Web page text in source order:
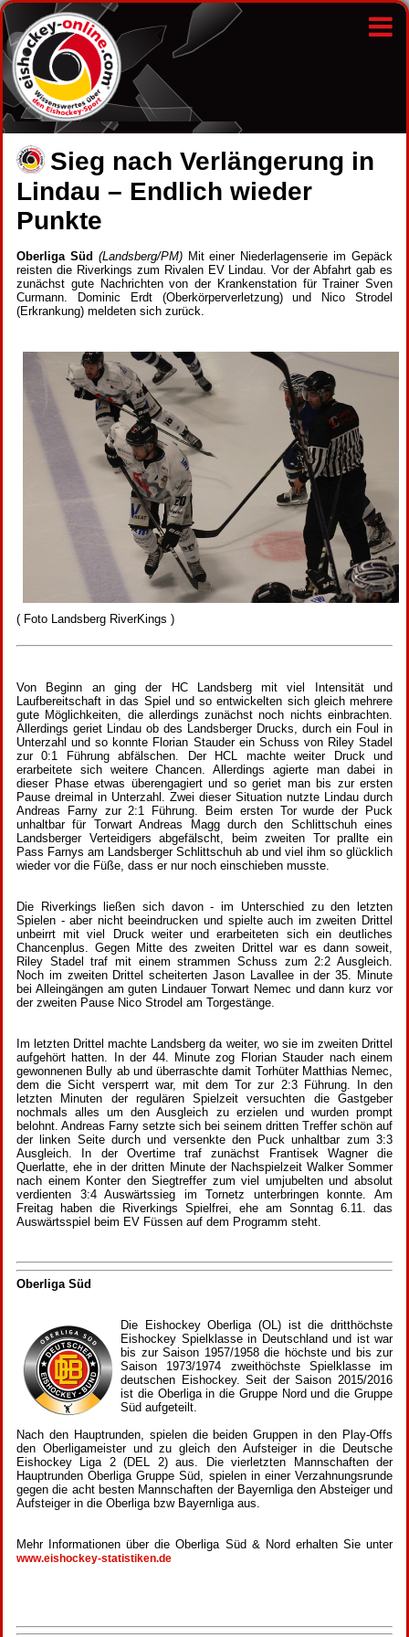
Sieg nach Verlängerung in
Lindau – Endlich wieder
Punkte
Oberliga Süd (Landsberg/PM) Mit einer Niederlagenserie im Gepäck
reisten die Riverkings zum Rivalen EV Lindau. Vor der Abfahrt gab es
zunächst gute Nachrichten von der Krankenstation für Trainer Sven
Curmann. Dominic Erdt (Oberkörperverletzung) und Nico Strodel
(Erkrankung) meldeten sich zurück.
( Foto Landsberg RiverKings )
Von Beginn an ging der HC Landsberg mit viel Intensität und
Laufbereitschaft in das Spiel und so entwickelten sich gleich mehrere
gute Möglichkeiten, die allerdings zunächst noch nichts einbrachten.
Allerdings geriet Lindau ob des Landsberger Drucks, durch ein Foul in
Unterzahl und so konnte Florian Stauder ein Schuss von Riley Stadel
zur 0:1 Führung abfälschen. Der HCL machte weiter Druck und
erarbeitete sich weitere Chancen. Allerdings agierte man dabei in
dieser Phase etwas überengagiert und so geriet man bis zur ersten
Pause dreimal in Unterzahl. Zwei dieser Situation nutzte Lindau durch
Andreas Farny zur 2:1 Führung. Beim ersten Tor wurde der Puck
unhaltbar für Torwart Andreas Magg durch den Schlittschuh eines
Landsberger Verteidigers abgefälscht, beim zweiten Tor prallte ein
Pass Farnys am Landsberger Schlittschuh ab und viel ihm so glücklich
wieder vor die Füße, dass er nur noch einschieben musste.
Die Riverkings ließen sich davon - im Unterschied zu den letzten
Spielen - aber nicht beeindrucken und spielte auch im zweiten Drittel
unbeirrt mit viel Druck weiter und erarbeiteten sich ein deutliches
Chancenplus. Gegen Mitte des zweiten Drittel war es dann soweit,
Riley Stadel traf mit einem strammen Schuss zum 2:2 Ausgleich.
Noch im zweiten Drittel scheiterten Jason Lavallee in der 35. Minute
bei Alleingängen am guten Lindauer Torwart Nemec und dann kurz vor
der zweiten Pause Nico Strodel am Torgestänge.
Im letzten Drittel machte Landsberg da weiter, wo sie im zweiten Drittel
aufgehört hatten. In der 44. Minute zog Florian Stauder nach einem
gewonnenen Bully ab und überraschte damit Torhüter Matthias Nemec,
dem die Sicht versperrt war, mit dem Tor zur 2:3 Führung. In den
letzten Minuten der regulären Spielzeit versuchten die Gastgeber
nochmals alles um den Ausgleich zu erzielen und wurden prompt
belohnt. Andreas Farny setzte sich bei seinem dritten Treffer schön auf
der linken Seite durch und versenkte den Puck unhaltbar zum 3:3
Ausgleich. In der Overtime traf zunächst Frantisek Wagner die
Querlatte, ehe in der dritten Minute der Nachspielzeit Walker Sommer
nach einem Konter den Siegtreffer zum viel umjubelten und absolut
verdienten 3:4 Auswärtssieg im Tornetz unterbringen konnte. Am
Freitag haben die Riverkings Spielfrei, ehe am Sonntag 6.11. das
Auswärtsspiel beim EV Füssen auf dem Programm steht.
Oberliga Süd
Die Eishockey Oberliga (OL) ist die dritthöchste
Eishockey Spielklasse in Deutschland und ist war
bis zur Saison 1957/1958 die höchste und bis zur
Saison 1973/1974 zweithöchste Spielklasse im
deutschen Eishockey. Seit der Saison 2015/2016
ist die Oberliga in die Gruppe Nord und die Gruppe
Süd aufgeteilt.
Nach den Hauptrunden, spielen die beiden Gruppen in den Play-Offs
den Oberligameister und zu gleich den Aufsteiger in die Deutsche
Eishockey Liga 2 (DEL 2) aus. Die vierletzten Mannschaften der
Hauptrunden Oberliga Gruppe Süd, spielen in einer Verzahnungsrunde
gegen die acht besten Mannschaften der Bayernliga den Absteiger und
Aufsteiger in die Oberliga bzw Bayernliga aus.
Mehr Informationen über die Oberliga Süd & Nord erhalten Sie unter
www.eishockey-statistiken.de